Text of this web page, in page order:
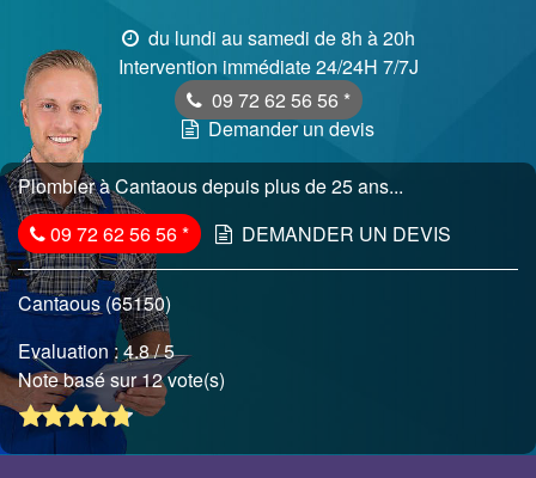
du lundi au samedi de 8h à 20h
Intervention immédiate 24/24H 7/7J
09 72 62 56 56 *
Demander un devis
Plombier à Cantaous depuis plus de 25 ans...
09 72 62 56 56* DEMANDER UN DEVIS
Cantaous (65150)
Evaluation :4.8/ 5
Note basé sur 12 vote(s)